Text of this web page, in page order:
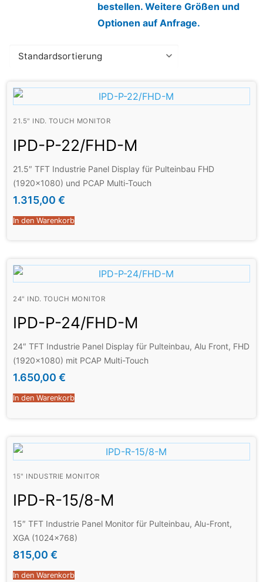
bestellen. Weitere Größen und
Optionen auf Anfrage.
21.5" IND. TOUCH MONITOR
IPD-P-22/FHD-M
21.5″ TFT Industrie Panel Display für Pulteinbau FHD
(1920×1080) und PCAP Multi-Touch
1.315,00 €
In den Warenkorb
24" IND. TOUCH MONITOR
IPD-P-24/FHD-M
24″ TFT Industrie Panel Display für Pulteinbau, Alu Front, FHD
(1920×1080) mit PCAP Multi-Touch
1.650,00 €
In den Warenkorb
15" INDUSTRIE MONITOR
IPD-R-15/8-M
15″ TFT Industrie Panel Monitor für Pulteinbau, Alu-Front,
XGA (1024×768)
815,00 €
In den Warenkorb